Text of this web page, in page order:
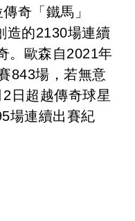
奇「鐵馬」
造的2130場連續
。歐森自2021年
843場，若無意
日超越傳奇球星
場連續出賽紀